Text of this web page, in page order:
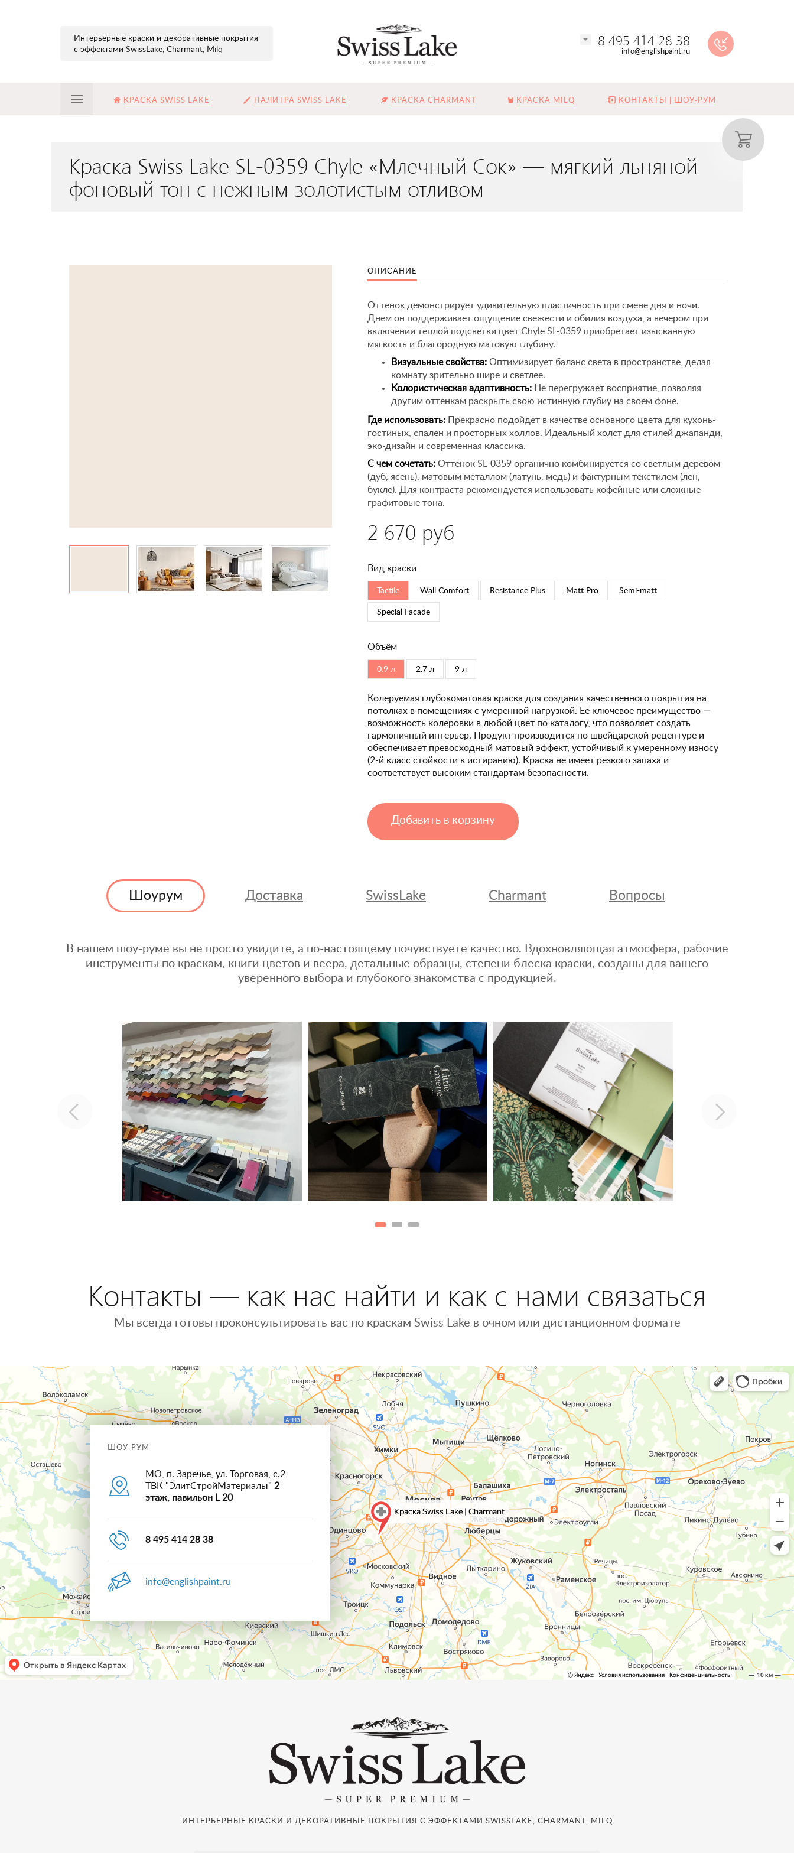
Интерьерные краски и декоративные покрытия
с эффектами SwissLake, Charmant, Milq
8 495 414 28 38
info@englishpaint.ru
КРАСКА SWISS LAKE ПАЛИТРА SWISS LAKE КРАСКА CHARMANT КРАСКА MILQ КОНТАКТЫ | ШОУ-РУМ
Краска Swiss Lake SL-0359 Chyle «Млечный Сок» — мягкий льняной
фоновый тон с нежным золотистым отливом
ОПИСАНИЕ
Оттенок демонстрирует удивительную пластичность при смене дня и ночи.
Днем он поддерживает ощущение свежести и обилия воздуха, а вечером при
включении теплой подсветки цвет Chyle SL-0359 приобретает изысканную
мягкость и благородную матовую глубину.
Визуальные свойства: Оптимизирует баланс света в пространстве, делая
комнату зрительно шире и светлее.
Колористическая адаптивность: Не перегружает восприятие, позволяя
другим оттенкам раскрыть свою истинную глубиу на своем фоне.
Где использовать: Прекрасно подойдет в качестве основного цвета для кухонь-
гостиных, спален и просторных холлов. Идеальный холст для стилей джапанди,
эко-дизайн и современная классика.
С чем сочетать: Оттенок SL-0359 органично комбинируется со светлым деревом
(дуб, ясень), матовым металлом (латунь, медь) и фактурным текстилем (лён,
букле). Для контраста рекомендуется использовать кофейные или сложные
графитовые тона.
2 670 руб
Вид краски
Tactile Wall Comfort Resistance Plus Matt Pro Semi-matt
Special Faсade
Объём
0.9 л 2.7 л 9 л
Колеруемая глубокоматовая краска для создания качественного покрытия на
потолках в помещениях с умеренной нагрузкой. Её ключевое преимущество —
возможность колеровки в любой цвет по каталогу, что позволяет создать
гармоничный интерьер. Продукт производится по швейцарской рецептуре и
обеспечивает превосходный матовый эффект, устойчивый к умеренному износу
(2-й класс стойкости к истиранию). Краска не имеет резкого запаха и
соответствует высоким стандартам безопасности.
Добавить в корзину
Шоурум Доставка SwissLake Charmant Вопросы
В нашем шоу-руме вы не просто увидите, а по-настоящему почувствуете качество. Вдохновляющая атмосфера, рабочие
инструменты по краскам, книги цветов и веера, детальные образцы, степени блеска краски, созданы для вашего
уверенного выбора и глубокого знакомства с продукцией.
Контакты — как нас найти и как с нами связаться
Мы всегда готовы проконсультировать вас по краскам Swiss Lake в очном или дистанционном формате
ШОУ-РУМ
МО, п. Заречье, ул. Торговая, с.2
ТВК "ЭлитСтройМатериалы" 2
этаж, павильон L 20
8 495 414 28 38
info@englishpaint.ru
ИНТЕРЬЕРНЫЕ КРАСКИ И ДЕКОРАТИВНЫЕ ПОКРЫТИЯ С ЭФФЕКТАМИ SWISSLAKE, CHARMANT, MILQ